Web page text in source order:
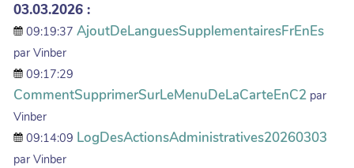
03.03.2026 :
09:19:37 AjoutDeLanguesSupplementairesFrEnEs
par Vinber
09:17:29
CommentSupprimerSurLeMenuDeLaCarteEnC2 par
Vinber
09:14:09 LogDesActionsAdministratives20260303
par Vinber